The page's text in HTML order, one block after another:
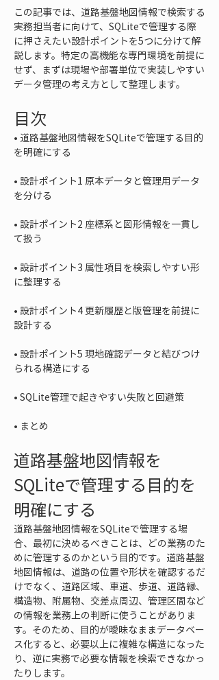
この記事では、道路基盤地図情報で検索する
実務担当者に向けて、SQLiteで管理する際
に押さえたい設計ポイントを5つに分けて解
説します。特定の高機能な専門環境を前提に
せず、まずは現場や部署単位で実装しやすい
データ管理の考え方として整理します。
目次
• 道路基盤地図情報をSQLiteで管理する目的
• 設計ポイント1 原本データと管理用データ
• 設計ポイント2 座標系と図形情報を一貫し
• 設計ポイント3 属性項目を検索しやすい形
• 設計ポイント4 更新履歴と版管理を前提に
• 設計ポイント5 現地確認データと結びつけ
•
• まとめ
道路基盤地図情報を
SQLiteで管理する目的を
明確にする
道路基盤地図情報をSQLiteで管理する場
合、最初に決めるべきことは、どの業務のた
めに管理するのかという目的です。道路基盤
地図情報は、道路の位置や形状を確認するだ
けでなく、道路区域、車道、歩道、道路縁、
構造物、附属物、交差点周辺、管理区間など
の情報を業務上の判断に使うことがありま
す。そのため、目的が曖昧なままデータベー
ス化すると、必要以上に複雑な構造になった
り、逆に実務で必要な情報を検索できなかっ
たりします。